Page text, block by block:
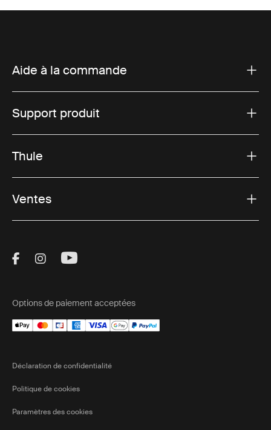
Aide à la commande
Support produit
Thule
Ventes
Visit Thule on Facebook (external link)
Visit Thule on Instagram (external link)
Visit Thule on Youtube (external
Options de paiement acceptées
Déclaration de confidentialité
Politique de cookies
Paramètres des cookies